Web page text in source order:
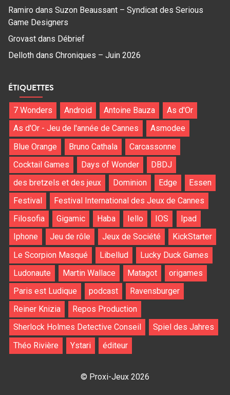
Ramiro dans Suzon Beaussant – Syndicat des Serious
Game Designers
Grovast dans Débrief
Delloth dans Chroniques – Juin 2026
ÉTIQUETTES
7 Wonders Android Antoine Bauza
As d'Or
As d'Or - Jeu de l'année de Cannes
Asmodee
Blue Orange
Bruno Cathala
Carcassonne
Cocktail Games
Days of Wonder
DBDJ
des bretzels et des jeux
Dominion Edge
Essen
Festival
Festival International des Jeux de Cannes
Filosofia
Gigamic Haba Iello IOS
Ipad
Iphone
Jeu de rôle Jeux de Société
KickStarter
Le Scorpion Masqué
Libellud
Lucky Duck Games
Ludonaute
Martin Wallace Matagot
origames
Paris est Ludique
podcast
Ravensburger
Reiner Knizia
Repos Production
Sherlock Holmes Detective Conseil
Spiel des Jahres
Théo Rivière
Ystari éditeur
© Proxi-Jeux 2026